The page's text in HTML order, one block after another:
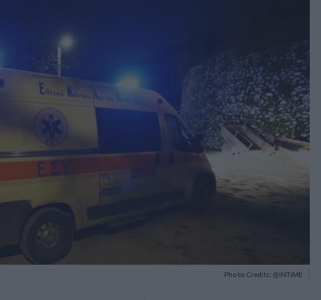
Photo Credits: @ΙΝΤΙΜΕ